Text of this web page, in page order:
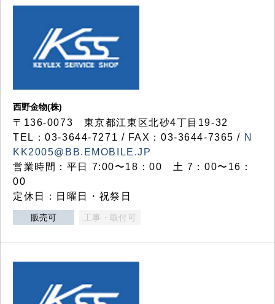
西野金物(株)
〒136-0073 東京都江東区北砂4丁目19-32
TEL：03‐3644‐7271 / FAX：03-3644-7365 / N
KK2005@BB.EMOBILE.JP
営業時間：平日 7:00〜18：00 土 7：00〜16：
00
定休日：日曜日・祝祭日
販売可 工事・取付可